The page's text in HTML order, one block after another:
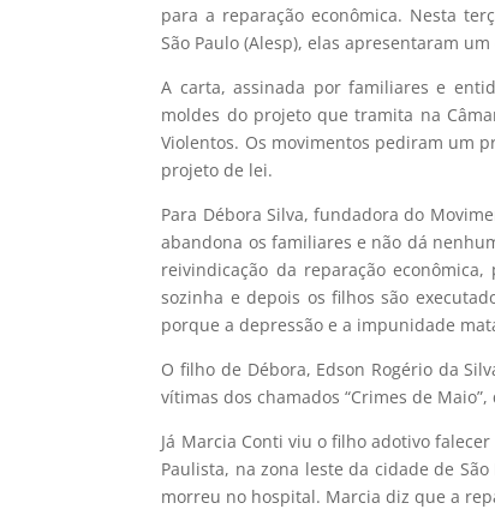
para a reparação econômica. Nesta
São Paulo (Alesp), elas apresentaram
A carta, assinada por familiares e
moldes do projeto que tramita na
Violentos. Os movimentos pediram um
projeto de lei.
Para Débora Silva, fundadora do
abandona os familiares e não dá
reivindicação da reparação
sozinha e depois os filhos são
porque a depressão e a impunidade
O filho de Débora, Edson Rogério da
vítimas dos chamados “Crimes de
Já Marcia Conti viu o filho adotivo
Paulista, na zona leste da cidade de
morreu no hospital. Marcia diz que a